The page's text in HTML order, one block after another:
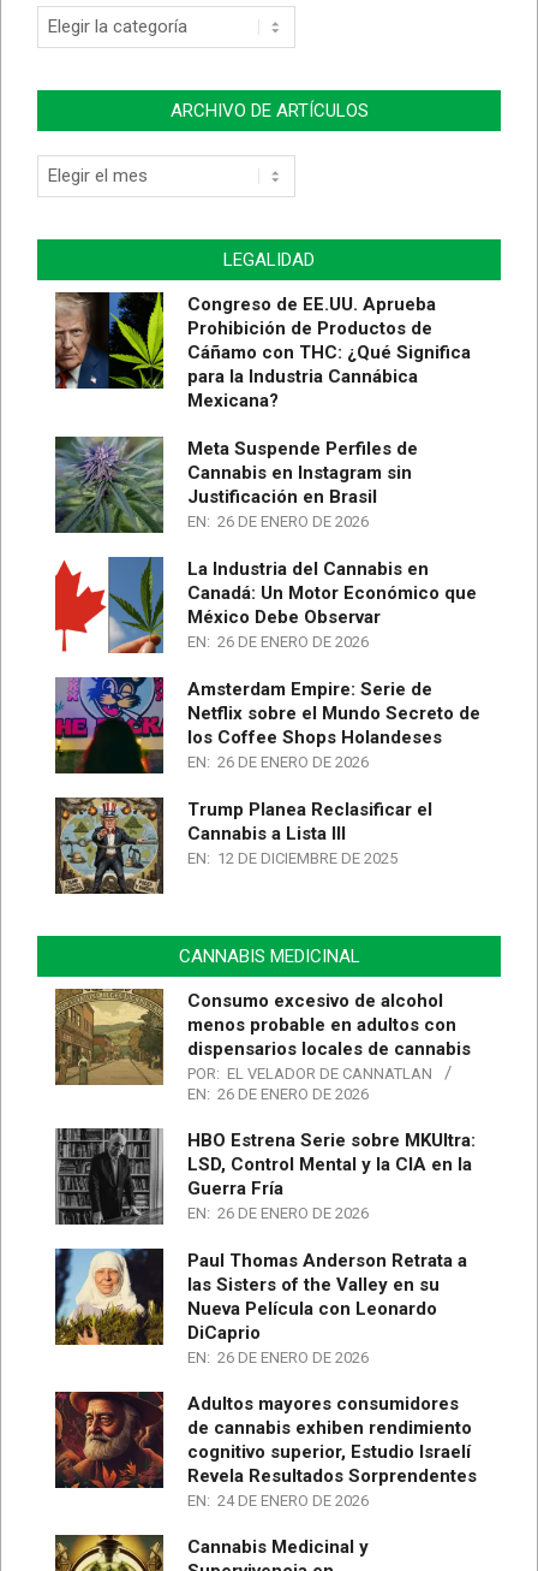
ARCHIVO DE ARTÍCULOS
LEGALIDAD
Congreso de EE.UU. Aprueba
Prohibición de Productos de
Cáñamo con THC: ¿Qué Significa
para la Industria Cannábica
Mexicana?
Meta Suspende Perfiles de
Cannabis en Instagram sin
Justificación en Brasil
EN: 26 DE ENERO DE 2026
La Industria del Cannabis en
Canadá: Un Motor Económico que
México Debe Observar
EN: 26 DE ENERO DE 2026
Amsterdam Empire: Serie de
Netflix sobre el Mundo Secreto de
los Coffee Shops Holandeses
EN: 26 DE ENERO DE 2026
Trump Planea Reclasificar el
Cannabis a Lista III
EN: 12 DE DICIEMBRE DE 2025
CANNABIS MEDICINAL
Consumo excesivo de alcohol
menos probable en adultos con
dispensarios locales de cannabis
POR: EL VELADOR DE CANNATLAN
EN: 26 DE ENERO DE 2026
HBO Estrena Serie sobre MKUltra:
LSD, Control Mental y la CIA en la
Guerra Fría
EN: 26 DE ENERO DE 2026
Paul Thomas Anderson Retrata a
las Sisters of the Valley en su
Nueva Película con Leonardo
DiCaprio
EN: 26 DE ENERO DE 2026
Adultos mayores consumidores
de cannabis exhiben rendimiento
cognitivo superior, Estudio Israelí
Revela Resultados Sorprendentes
EN: 24 DE ENERO DE 2026
Cannabis Medicinal y